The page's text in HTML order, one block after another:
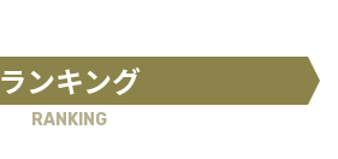
ランキング
RANKING